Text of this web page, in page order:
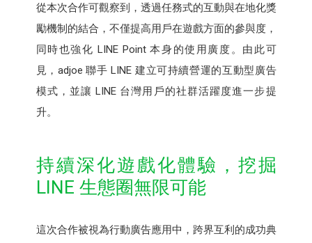
從本次合作可觀察到，透過任務式的互動與在地化獎
勵機制的結合，不僅提高用戶在遊戲方面的參與度，
同時也強化 LINE Point 本身的使用廣度。由此可
見，adjoe 聯手 LINE 建立可持續營運的互動型廣告
模式，並讓 LINE 台灣用戶的社群活躍度進一步提
升。
持續深化遊戲化體驗，挖掘
LINE 生態圈無限可能
這次合作被視為行動廣告應用中，跨界互利的成功典